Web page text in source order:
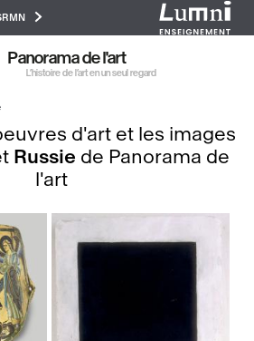
principal
Panorama de l'art
L’histoire de l’art en un seul regard
d'art et les images
Russie de Panorama de
l'art